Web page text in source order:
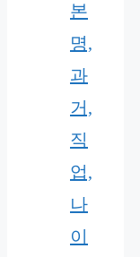
본
명,
과
거,
직
업,
나
이